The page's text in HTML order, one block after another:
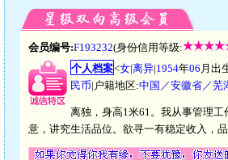
会员编号:F193232(身份信用等级:
个人档案<女|离异|1954年06 月出
民币|户籍地区:中国／安徽省／芜
离独，身高1米61。我从事管理
意，讲究生活品位。欲寻一有稳定收入，